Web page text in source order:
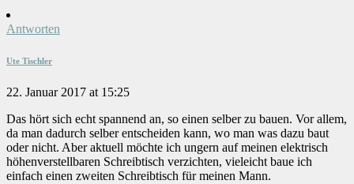
Antworten
Ute Tischler
22. Januar 2017 at 15:25
Das hört sich echt spannend an, so einen selber zu bauen. Vor allem,
da man dadurch selber entscheiden kann, wo man was dazu baut
oder nicht. Aber aktuell möchte ich ungern auf meinen elektrisch
höhenverstellbaren Schreibtisch verzichten, vieleicht baue ich
einfach einen zweiten Schreibtisch für meinen Mann.